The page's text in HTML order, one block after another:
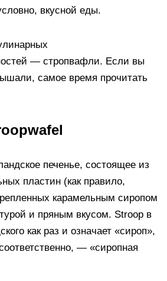
вкусной еды.
— стропвафли. Если вы
самое время прочитать
печенье, состоящее из
пластин (как правило,
карамельным сиропом
и пряным вкусом. Stroop в
как раз и означает «сироп»,
— «сиропная